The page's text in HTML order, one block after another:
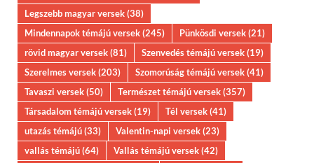
Legszebb magyar versek(38)
Mindennapok témájú versek(245) Pünkösdi versek(21)
rövid magyar versek(81) Szenvedés témájú versek(19)
Szerelmes versek(203) Szomorúság témájú versek(41)
Tavaszi versek(50) Természet témájú versek(357)
Társadalom témájú versek(19) Tél versek(41)
utazás témájú(33) Valentin-napi versek(23)
vallás témájú(64) Vallás témájú versek(42)